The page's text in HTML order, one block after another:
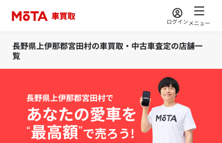
ログインメニュー
長野県上伊那郡宮田村の車買取・中古車査定の店舗一
覧
長野県上伊那郡宮田村で
あなたの愛車を
“最高額”で売ろう!